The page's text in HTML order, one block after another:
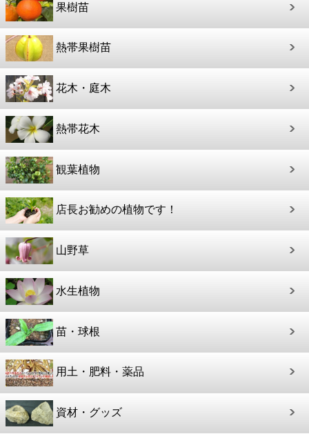
果樹苗
熱帯果樹苗
花木・庭木
熱帯花木
観葉植物
店長お勧めの植物です！
山野草
水生植物
苗・球根
用土・肥料・薬品
資材・グッズ